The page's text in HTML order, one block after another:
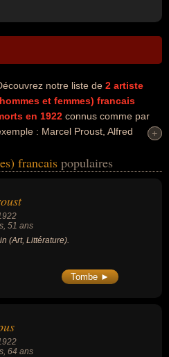
notre liste de 2 artiste
et femmes) francais
en 1922 connus comme par
: Marcel Proust, Alfred
ou du journalisme. Ces célébrités
+
+
francais populaires
, 51 ans
(Art, Littérature).
Tombe ►
, 64 ans